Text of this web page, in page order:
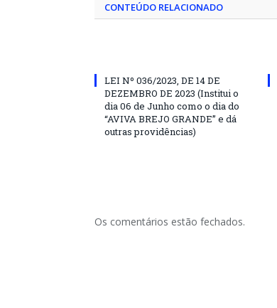
CONTEÚDO RELACIONADO
LEI Nº 036/2023, DE 14 DE
DEZEMBRO DE 2023 (Institui o
dia 06 de Junho como o dia do
“AVIVA BREJO GRANDE” e dá
outras providências)
Os comentários estão fechados.